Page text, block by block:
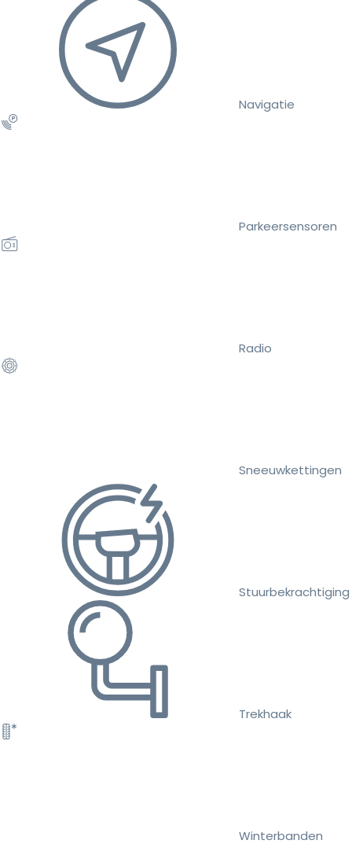
Navigatie
Parkeersensoren
Radio
Sneeuwkettingen
Stuurbekrachtiging
Trekhaak
Winterbanden